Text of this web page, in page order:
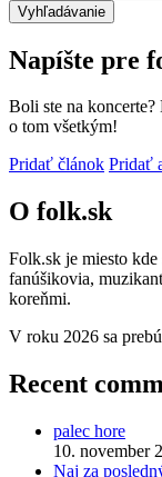
Napíšte pre
Boli ste na
o tom všetkým!
Pridať článok Pridať
O folk.sk
Folk.sk je miesto kde
fanúšikovia,
koreňmi.
V roku 2026 sa
Recent
palec hore
10. november
Naj za